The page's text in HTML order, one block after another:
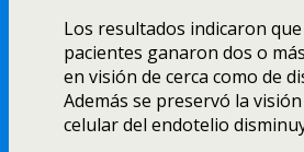
Los resultados indicaron
pacientes ganaron dos o
en visión de cerca como de
Además se preservó la
celular del endotelio